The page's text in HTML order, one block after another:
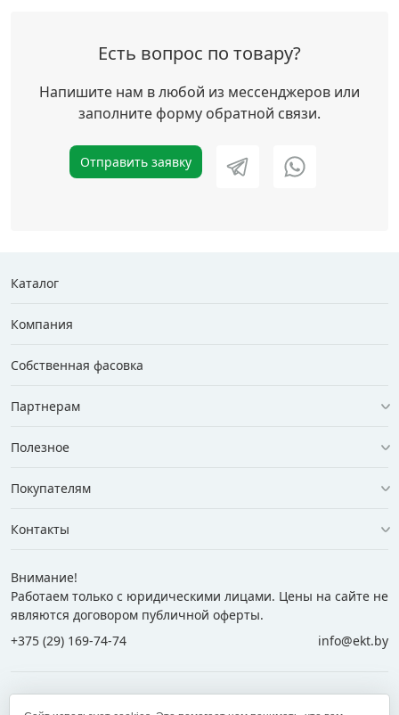
Есть вопрос по товару?
Напишите нам в любой из мессенджеров или
заполните форму обратной связи.
Отправить заявку
Каталог
Компания
Собственная фасовка
Партнерам
Полезное
Покупателям
Контакты
Внимание!
Работаем только с юридическими лицами. Цены на сайте не
являются договором публичной оферты.
+375 (29) 169-74-74
info@ekt.by